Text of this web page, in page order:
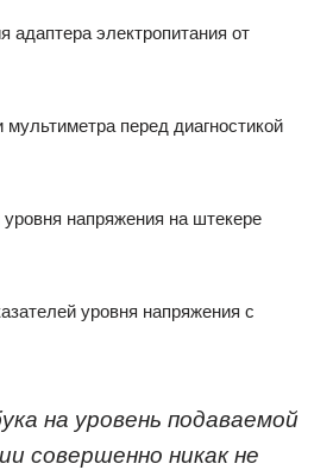
на уровень подаваемой
совершенно никак не